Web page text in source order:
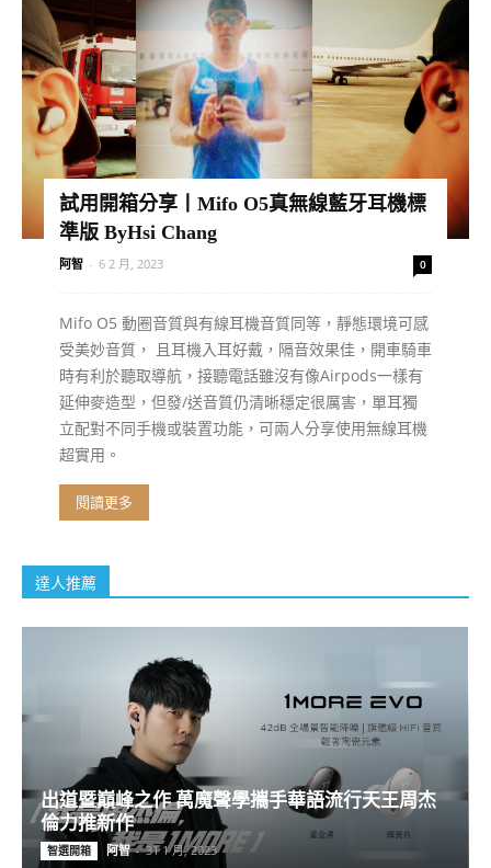
試用開箱分享丨Mifo O5真無線藍牙耳機標
準版 ByHsi Chang
阿智 - 6 2 月, 2023 0
Mifo O5 動圈音質與有線耳機音質同等，靜態環境可感
受美妙音質， 且耳機入耳好戴，隔音效果佳，開車騎車
時有利於聽取導航，接聽電話雖沒有像Airpods一樣有
延伸麥造型，但發/送音質仍清晰穩定很厲害，單耳獨
立配對不同手機或裝置功能，可兩人分享使用無線耳機
超實用。
閱讀更多
達人推薦
出道暨巔峰之作 萬魔聲學攜手華語流行天王周杰
倫力推新作
智選開箱 阿智 - 31 1 月, 2023